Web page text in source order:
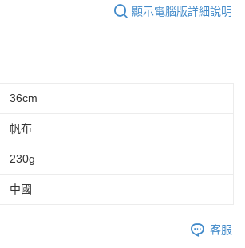
顯示電腦版詳細說明
36cm
帆布
230g
中國
客服